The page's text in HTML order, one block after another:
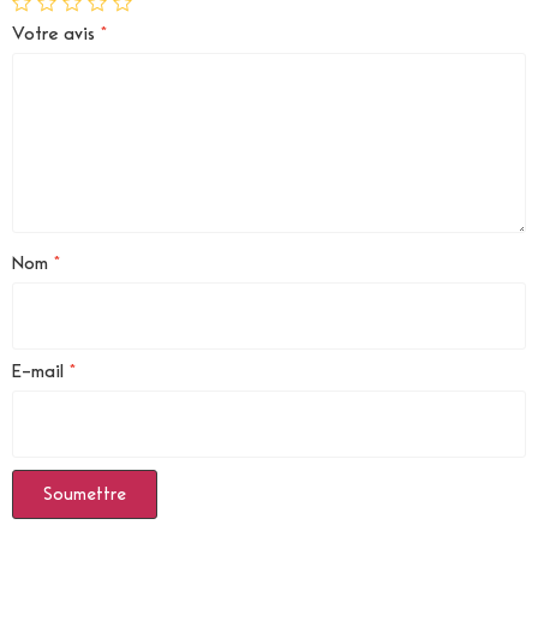
Votre avis *
Nom *
E-mail *